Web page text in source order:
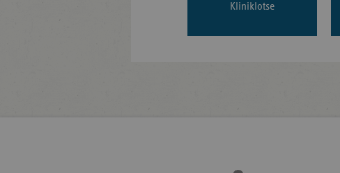
Kliniklotse